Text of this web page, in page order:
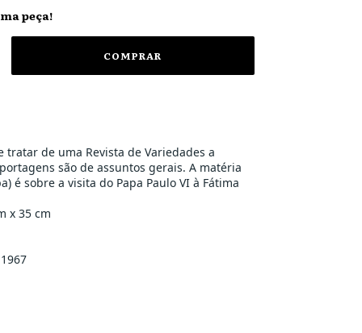
peça!
tratar de uma Revista de Variedades a
são de assuntos gerais. A matéria
é sobre a visita do Papa Paulo VI à Fátima
x 35 cm